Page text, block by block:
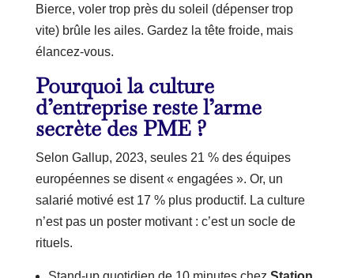
Bierce, voler trop près du soleil (dépenser trop
vite) brûle les ailes. Gardez la tête froide, mais
élancez-vous.
Pourquoi la culture
d’entreprise reste l’arme
secrète des PME ?
Selon Gallup, 2023, seules 21 % des équipes
européennes se disent « engagées ». Or, un
salarié motivé est 17 % plus productif. La culture
n’est pas un poster motivant : c’est un socle de
rituels.